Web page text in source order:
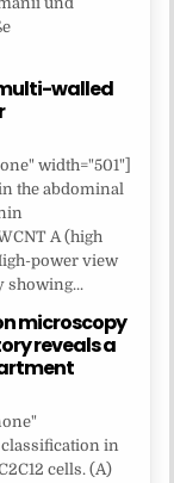
walled
width="501"]
the abdominal
A (high
power view
showing...
microscopy
reveals a
in
cells. (A)